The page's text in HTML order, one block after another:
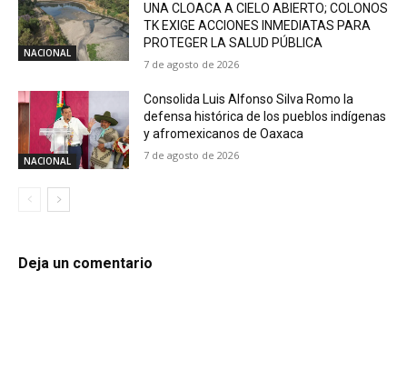
NACIONAL
UNA CLOACA A CIELO ABIERTO; COLONOS
TK EXIGE ACCIONES INMEDIATAS PARA
PROTEGER LA SALUD PÚBLICA
7 de agosto de 2026
NACIONAL
Consolida Luis Alfonso Silva Romo la
defensa histórica de los pueblos indígenas
y afromexicanos de Oaxaca
7 de agosto de 2026
Deja un comentario